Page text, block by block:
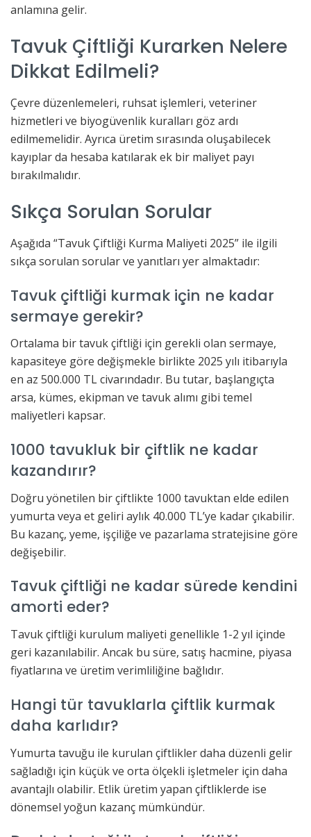
anlamına gelir.
Tavuk Çiftliği Kurarken Nelere
Dikkat Edilmeli?
Çevre düzenlemeleri, ruhsat işlemleri, veteriner
hizmetleri ve biyogüvenlik kuralları göz ardı
edilmemelidir. Ayrıca üretim sırasında oluşabilecek
kayıplar da hesaba katılarak ek bir maliyet payı
bırakılmalıdır.
Sıkça Sorulan Sorular
Aşağıda “Tavuk Çiftliği Kurma Maliyeti 2025” ile ilgili
sıkça sorulan sorular ve yanıtları yer almaktadır:
Tavuk çiftliği kurmak için ne kadar
sermaye gerekir?
Ortalama bir tavuk çiftliği için gerekli olan sermaye,
kapasiteye göre değişmekle birlikte 2025 yılı itibarıyla
en az 500.000 TL civarındadır. Bu tutar, başlangıçta
arsa, kümes, ekipman ve tavuk alımı gibi temel
maliyetleri kapsar.
1000 tavukluk bir çiftlik ne kadar
kazandırır?
Doğru yönetilen bir çiftlikte 1000 tavuktan elde edilen
yumurta veya et geliri aylık 40.000 TL’ye kadar çıkabilir.
Bu kazanç, yeme, işçiliğe ve pazarlama stratejisine göre
değişebilir.
Tavuk çiftliği ne kadar sürede kendini
amorti eder?
Tavuk çiftliği kurulum maliyeti genellikle 1-2 yıl içinde
geri kazanılabilir. Ancak bu süre, satış hacmine, piyasa
fiyatlarına ve üretim verimliliğine bağlıdır.
Hangi tür tavuklarla çiftlik kurmak
daha karlıdır?
Yumurta tavuğu ile kurulan çiftlikler daha düzenli gelir
sağladığı için küçük ve orta ölçekli işletmeler için daha
avantajlı olabilir. Etlik üretim yapan çiftliklerde ise
dönemsel yoğun kazanç mümkündür.